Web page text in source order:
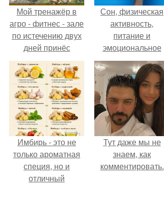
Мой тренажёр в
агро - фитнес - зале
по истечению двух
дней принёс
ощутимый
результат.
Сон, физическая
активность,
питание и
эмоциональное
состояние!
Имбирь - это не
только ароматная
специя, но и
отличный
Тут даже мы не
знаем, как
комментировать.